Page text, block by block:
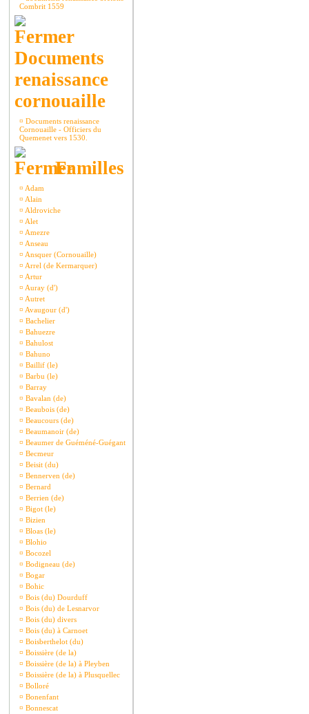
Combrit 1559
Documents
renaissance
cornouaille
¤ Documents renaissance
Cornouaille - Officiers du
Quemenet vers 1530.
Familles
¤ Adam
¤ Alain
¤ Aldroviche
¤ Alet
¤ Amezre
¤ Anseau
¤ Ansquer (Cornouaille)
¤ Arrel (de Kermarquer)
¤ Artur
¤ Auray (d')
¤ Autret
¤ Avaugour (d')
¤ Bachelier
¤ Bahuezre
¤ Bahulost
¤ Bahuno
¤ Baillif (le)
¤ Barbu (le)
¤ Barray
¤ Bavalan (de)
¤ Beaubois (de)
¤ Beaucours (de)
¤ Beaumanoir (de)
¤ Beaumer de Guéméné-Guégant
¤ Becmeur
¤ Beisit (du)
¤ Bennerven (de)
¤ Bernard
¤ Berrien (de)
¤ Bigot (le)
¤ Bizien
¤ Bloas (le)
¤ Blohio
¤ Bocozel
¤ Bodigneau (de)
¤ Bogar
¤ Bohic
¤ Bois (du) Dourduff
¤ Bois (du) de Lesnarvor
¤ Bois (du) divers
¤ Bois (du) à Carnoet
¤ Boisberthelot (du)
¤ Boissière (de la)
¤ Boissière (de la) à Pleyben
¤ Boissière (de la) à Plusquellec
¤ Bolloré
¤ Bonenfant
¤ Bonnescat